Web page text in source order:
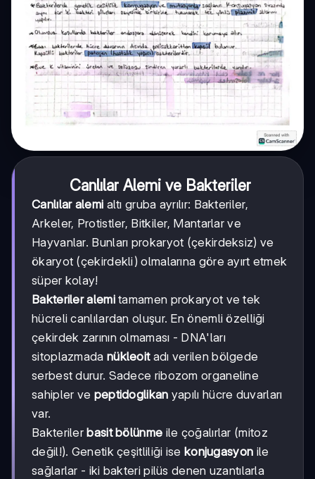
Canlılar Alemi ve Bakteriler
Canlılar alemi altı gruba ayrılır: Bakteriler,
Arkeler, Protistler, Bitkiler, Mantarlar ve
Hayvanlar. Bunları prokaryot (çekirdeksiz) ve
ökaryot (çekirdekli) olmalarına göre ayırt etmek
süper kolay!
Bakteriler alemitamamen prokaryot ve tek
hücreli canlılardan oluşur. En önemli özelliği
çekirdek zarının olmaması - DNA'ları
sitoplazmada nükleoitadı verilen bölgede
serbest durur. Sadece ribozom organeline
sahipler ve peptidoglikan yapılı hücre duvarları
var.
Bakterilerbasit bölünme ile çoğalırlar (mitoz
değil!). Genetik çeşitliliği ise konjugasyon ile
sağlarlar - iki bakteri pilüs denen uzantılarla